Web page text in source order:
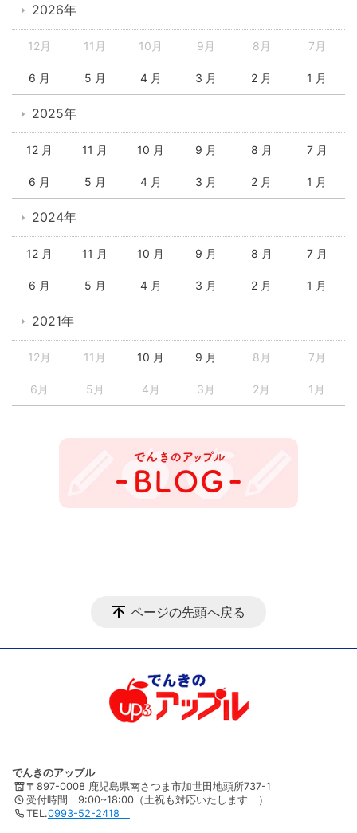
2026年
12月 11月 10月 9月 8月 7月
6 月 5 月 4 月 3 月 2 月 1 月
2025年
12 月 11 月 10 月 9 月 8 月 7 月
6 月 5 月 4 月 3 月 2 月 1 月
2024年
12 月 11 月 10 月 9 月 8 月 7 月
6 月 5 月 4 月 3 月 2 月 1 月
2021年
12月 11月 10 月 9 月 8月 7月
6月 5月 4月 3月 2月 1月
ページの先頭へ戻る
でんきのアップル
〒897-0008 鹿児島県南さつま市加世田地頭所737-1
受付時間 9:00~18:00（土祝も対応いたします ）
TEL.0993-52-2418